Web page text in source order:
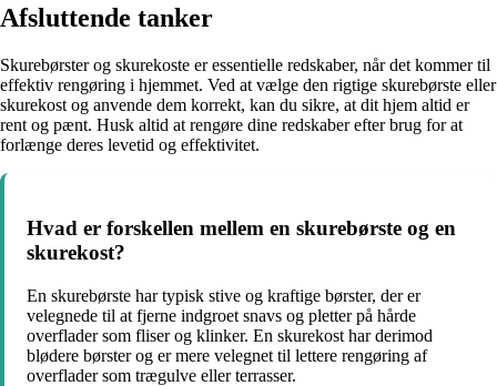
Afsluttende tanker
Skurebørster og skurekoste er essentielle redskaber, når det kommer til
effektiv rengøring i hjemmet. Ved at vælge den rigtige skurebørste eller
skurekost og anvende dem korrekt, kan du sikre, at dit hjem altid er
rent og pænt. Husk altid at rengøre dine redskaber efter brug for at
forlænge deres levetid og effektivitet.
Hvad er forskellen mellem en skurebørste og en
skurekost?
En skurebørste har typisk stive og kraftige børster, der er
velegnede til at fjerne indgroet snavs og pletter på hårde
overflader som fliser og klinker. En skurekost har derimod
blødere børster og er mere velegnet til lettere rengøring af
overflader som trægulve eller terrasser.